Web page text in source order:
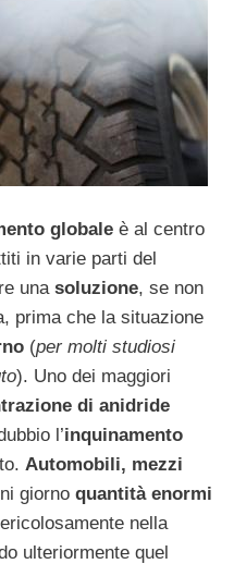
globale è al centro
in varie parti del
una soluzione, se non
prima che la situazione
(per molti studiosi
). Uno dei maggiori
di anidride
l’inquinamento
Automobili, mezzi
giorno quantità enormi
nella
ulteriormente quel